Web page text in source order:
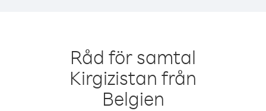
Råd för samtal
Kirgizistan från
Belgien